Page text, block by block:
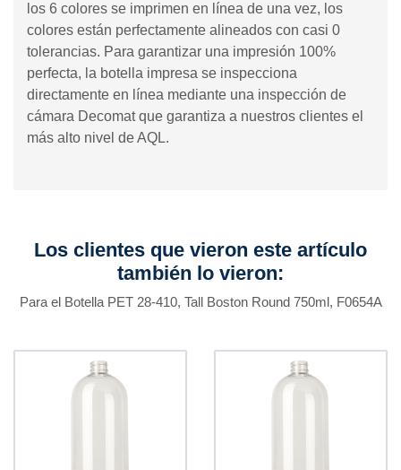
los 6 colores se imprimen en línea de una vez, los
colores están perfectamente alineados con casi 0
tolerancias. Para garantizar una impresión 100%
perfecta, la botella impresa se inspecciona
directamente en línea mediante una inspección de
cámara Decomat que garantiza a nuestros clientes el
más alto nivel de AQL.
Los clientes que vieron este artículo
también lo vieron:
Para el Botella PET 28-410, Tall Boston Round 750ml, F0654A